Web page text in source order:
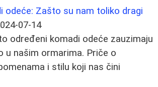
odeće: Zašto su nam toliko dragi
07-14
određeni komadi odeće zauzimaju
u našim ormarima. Priče o
i stilu koji nas čini